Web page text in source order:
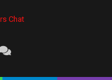
Chat
Hours